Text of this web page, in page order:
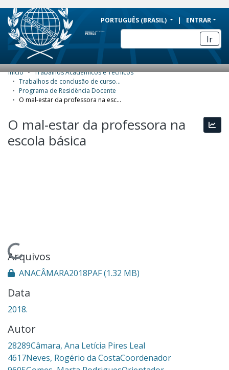
BRAZIL
Simplifique!
Comunica BR
Participe
Acesso à informação
Legislação
PORTUGUÊS (BRASIL) ENTRAR
Ir
COMUNIDADES E COLEÇÕES
NAVEGAR
ESTATÍSTICAS
SOBRE
Início
Trabalhos Acadêmicos e Técnicos
Trabalhos de conclusão de curso de Especialização
Programa de Residência Docente
O mal-estar da professora na escola básica
O mal-estar da professora na
escola básica
Carregando...
Arquivos
ANACÂMARA2018PAF(1.32 MB)
Data
2018.
Autor
28289Câmara, Ana Letícia Pires Leal
4617Neves, Rogério da CostaCoordenador